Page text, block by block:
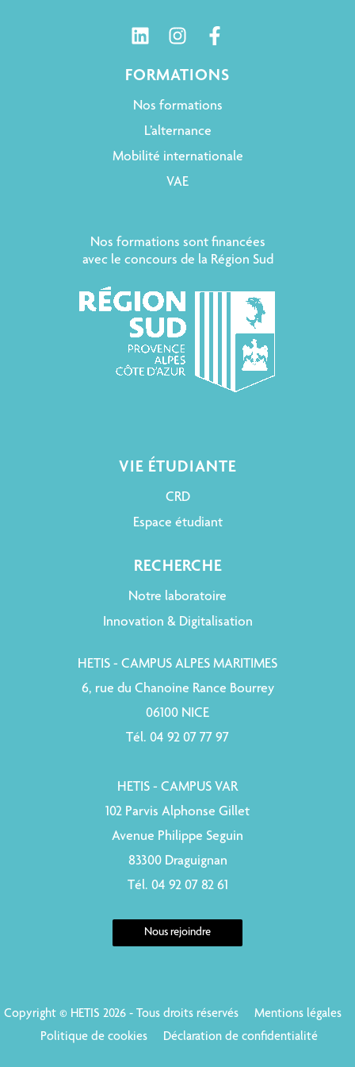
FORMATIONS
Nos formations
L’alternance
Mobilité internationale
VAE
Nos formations sont financées
avec le concours de la Région Sud
VIE ÉTUDIANTE
CRD
Espace étudiant
RECHERCHE
Notre laboratoire
Innovation & Digitalisation
HETIS - CAMPUS ALPES MARITIMES
6, rue du Chanoine Rance Bourrey
06100 NICE
Tél. 04 92 07 77 97
HETIS - CAMPUS VAR
102 Parvis Alphonse Gillet
Avenue Philippe Seguin
83300 Draguignan
Tél. 04 92 07 82 61
Nous rejoindre
Copyright © HETIS 2026 - Tous droits réservés Mentions légales
Politique de cookies
Déclaration de confidentialité